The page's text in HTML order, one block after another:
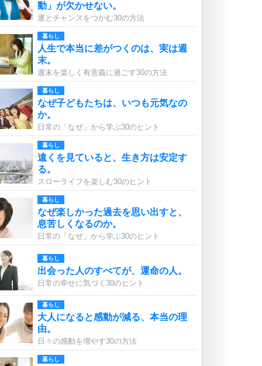
動」が欠かせない。
運とチャンスをつかむ30の方法
暮らし
人生で本当に差がつくのは、実は週
末。
週末を楽しく有意義に過ごす30の方法
暮らし
なぜ子どもたちは、いつも元気なの
か。
日常の「なぜ」から学ぶ30のヒント
暮らし
遠くを見ていると、生き方は安定す
る。
スローライフを楽しむ30のヒント
暮らし
なぜ楽しかった過去を思い出すと、
息苦しくなるのか。
日常の「なぜ」から学ぶ30のヒント
暮らし
出会った人のすべてが、運命の人。
日常の幸せに気づく30のヒント
暮らし
大人になると感動が減る、本当の理
由。
日々の感動を増やす30の方法
暮らし